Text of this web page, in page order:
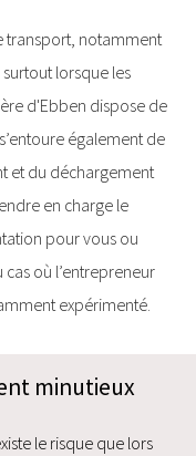
transport, notamment
surtout lorsque les
d'Ebben dispose de
également de
et du déchargement
en charge le
pour vous ou
où l’entrepreneur
expérimenté.
minutieux
le risque que lors